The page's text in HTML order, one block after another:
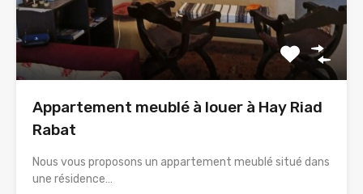
Appartement meublé à louer à Hay Riad
Rabat
Nous vous proposons un appartement meublé situé dans
une résidence…